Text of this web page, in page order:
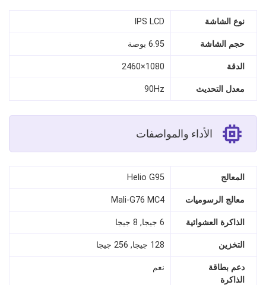
نوع الشاشة IPS LCD
حجم الشاشة 6.95 بوصة
الدقة 1080×2460
معدل التحديث 90Hz
الأداء والمواصفات
المعالج Helio G95
معالج الرسوميات Mali-G76 MC4
الذاكرة العشوائية 6 جيجا, 8 جيجا
التخزين 128 جيجا, 256 جيجا
دعم بطاقة
الذاكرة
نعم